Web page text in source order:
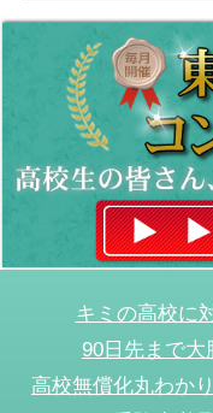
キミの高校に
90日先まで大
高校無償化丸わか